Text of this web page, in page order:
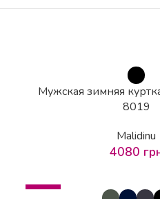
Мужская зимняя
8019
Malidinu
4080
-22%